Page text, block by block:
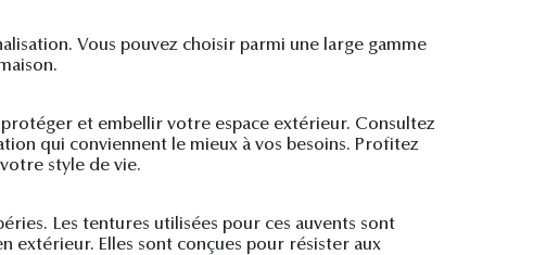
Vous pouvez choisir parmi une large gamme
et embellir votre espace extérieur. Consultez
qui conviennent le mieux à vos besoins. Profitez
style de vie.
Les tentures utilisées pour ces auvents sont
extérieur. Elles sont conçues pour résister aux